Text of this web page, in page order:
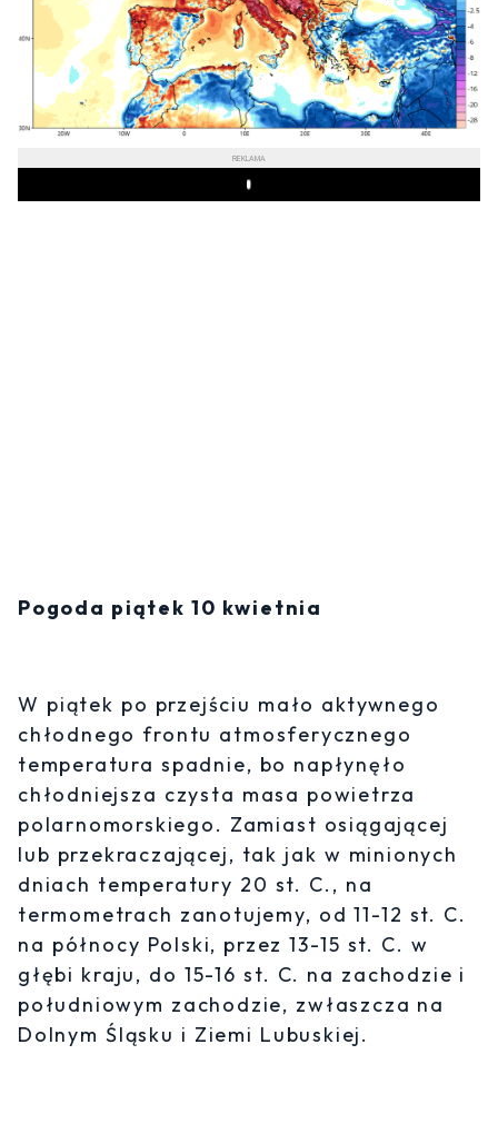
REKLAMA
Play
Pogoda piątek 10 kwietnia
W piątek po przejściu mało aktywnego
chłodnego frontu atmosferycznego
temperatura spadnie, bo napłynęło
chłodniejsza czysta masa powietrza
polarnomorskiego. Zamiast osiągającej
lub przekraczającej, tak jak w minionych
dniach temperatury 20 st. C., na
termometrach zanotujemy, od 11-12 st. C.
na północy Polski, przez 13-15 st. C. w
głębi kraju, do 15-16 st. C. na zachodzie i
południowym zachodzie, zwłaszcza na
Dolnym Śląsku i Ziemi Lubuskiej.